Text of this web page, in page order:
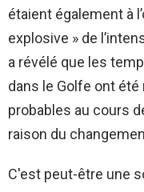
étaient également à
explosive » de
a révélé que les
dans le Golfe ont
probables au cours
raison du
C'est peut-être une